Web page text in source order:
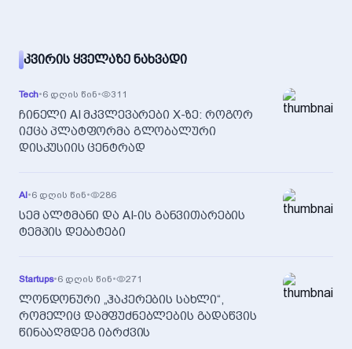
ᲙᲕᲘᲠᲘᲡ ᲧᲕᲔᲚᲐᲖᲔ ᲜᲐᲮᲕᲐᲓᲘ
Tech•6 დღის წინ• 311
ჩინელი AI მკვლევარები X-ზე: როგორ
იქცა პლატფორმა გლობალური
დისკუსიის ცენტრად
AI•6 დღის წინ• 286
სემ ალტმანი და AI-ის განვითარების
ტემპის დებატები
Startups•6 დღის წინ• 271
ლონდონური „ჰაკერების სახლი“,
რომელიც დამფუძნებლების გადაწვის
წინააღმდეგ იბრძვის